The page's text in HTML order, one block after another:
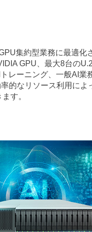
集約型業務に最適化
GPU、最大8台の
レーニング、一般AI業
的なリソース利用によ
す。